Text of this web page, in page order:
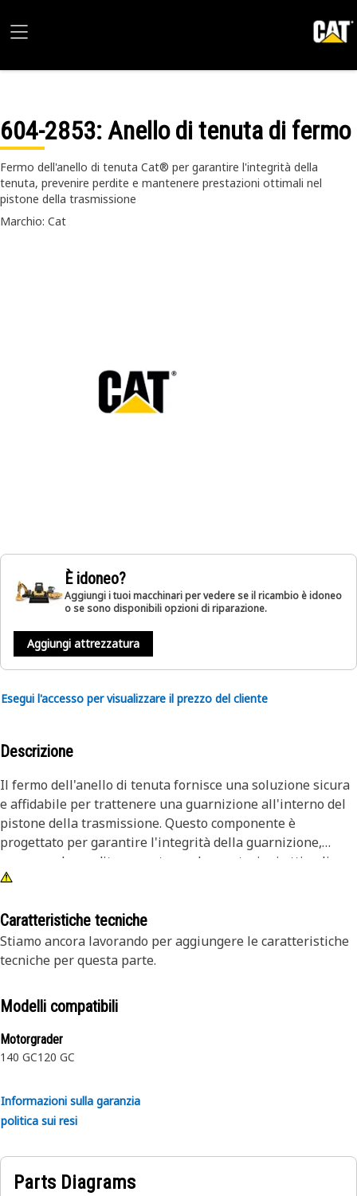
604-2853: Anello di tenuta di fermo
Fermo dell'anello di tenuta Cat® per garantire l'integrità della
tenuta, prevenire perdite e mantenere prestazioni ottimali nel
pistone della trasmissione
Marchio: Cat
È idoneo?
Aggiungi i tuoi macchinari per vedere se il ricambio è idoneo
o se sono disponibili opzioni di riparazione.
Aggiungi attrezzatura
Esegui l'accesso per visualizzare il prezzo del cliente
Descrizione
Il fermo dell'anello di tenuta fornisce una soluzione sicura
e affidabile per trattenere una guarnizione all'interno del
pistone della trasmissione. Questo componente è
progettato per garantire l'integrità della guarnizione,
prevenendo perdite e mantenendo prestazioni ottimali
nella trasmissione. Il fermo dell'anello di tenuta mantiene
della trasmissione. Ciò impedisce l'ingresso di
contaminanti e migliora l'efficienza complessiva della
trasmissione riducendo al minimo l'usura dei componenti.
Attributi:
- Assicura la tenuta sicura della guarnizione nel supporto
della trasmissione.
- Progettato per resistere a vibrazioni intense e condizioni
pistone di trasmissione.
pistone della trasmissione e del supporto all'interfaccia in
Caratteristiche tecniche
Stiamo ancora lavorando per aggiungere le caratteristiche
tecniche per questa parte.
Modelli compatibili
Motorgrader
140 GC120 GC
Informazioni sulla garanzia
politica sui resi
Parts Diagrams